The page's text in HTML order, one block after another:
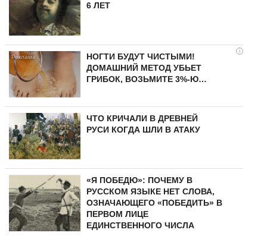
6 ЛЕТ
i
НОГТИ БУДУТ ЧИСТЫМИ!
ДОМАШНИЙ МЕТОД УБЬЕТ
ГРИБОК, ВОЗЬМИТЕ 3%-Ю…
ЧТО КРИЧАЛИ В ДРЕВНЕЙ
РУСИ КОГДА ШЛИ В АТАКУ
«Я ПОБЕДЮ»: ПОЧЕМУ В
РУССКОМ ЯЗЫКЕ НЕТ СЛОВА,
ОЗНАЧАЮЩЕГО «ПОБЕДИТЬ» В
ПЕРВОМ ЛИЦЕ
ЕДИНСТВЕННОГО ЧИСЛА